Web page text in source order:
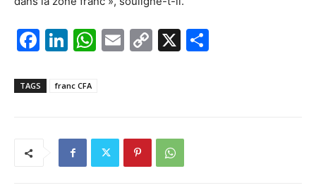
F
c
Li
k
n
W
p
p
E
C
n
k
X
TAGS franc CFA